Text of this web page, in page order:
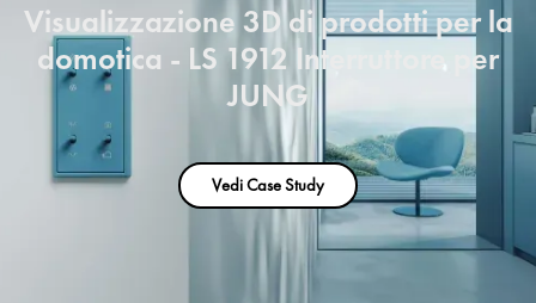
Visualizzazione 3D di prodotti per la
domotica - LS 1912 Interruttore per
JUNG
Vedi Case Study